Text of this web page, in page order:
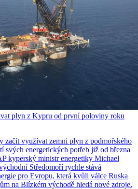
plyn z Kypru od první poloviny roku
začít využívat zemní plyn z podmořského
svých energetických potřeb již od března
kyperský ministr energetiky Michael
Středomoří rychle stává
pro Evropu, která kvůli válce Ruska
na Blízkém východě hledá nové zdroje.